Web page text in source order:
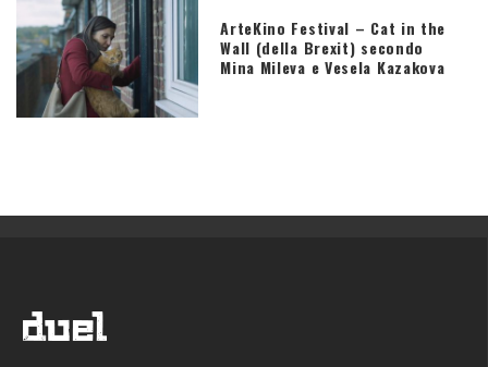
ArteKino Festival – Cat in the
Wall (della Brexit) secondo
Mina Mileva e Vesela Kazakova